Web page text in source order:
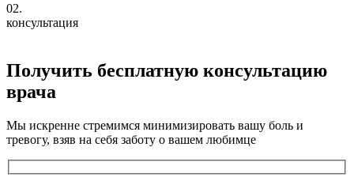
02.
консультация
Получить бесплатную консультацию
врача
Мы искренне стремимся минимизировать вашу боль и
тревогу, взяв на себя заботу о вашем любимце